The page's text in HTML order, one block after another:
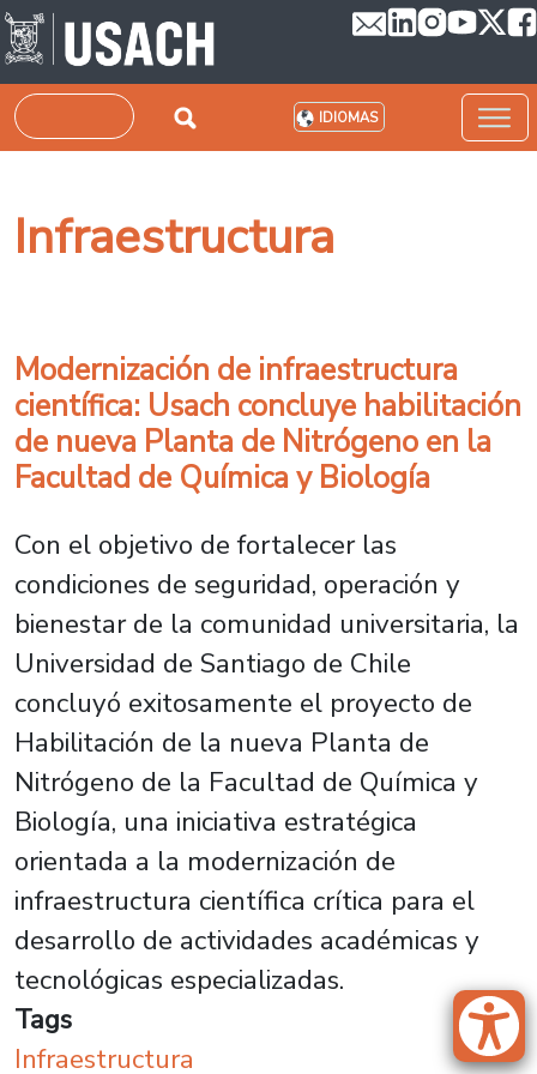
Pasar al contenido principal
Buscar IDIOMAS
Infraestructura
Modernización de infraestructura
científica: Usach concluye habilitación
de nueva Planta de Nitrógeno en la
Facultad de Química y Biología
Con el objetivo de fortalecer las
condiciones de seguridad, operación y
bienestar de la comunidad universitaria, la
Universidad de Santiago de Chile
concluyó exitosamente el proyecto de
Habilitación de la nueva Planta de
Nitrógeno de la Facultad de Química y
Biología, una iniciativa estratégica
orientada a la modernización de
infraestructura científica crítica para el
desarrollo de actividades académicas y
tecnológicas especializadas.
Tags
Infraestructura